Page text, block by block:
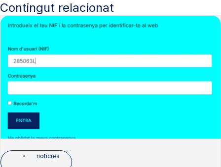
Contingut relacionat
notícies